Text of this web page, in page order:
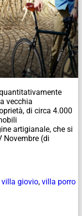
vecchia
di circa 4.000
artigianale, che si
(di
villa giovio, villa porro